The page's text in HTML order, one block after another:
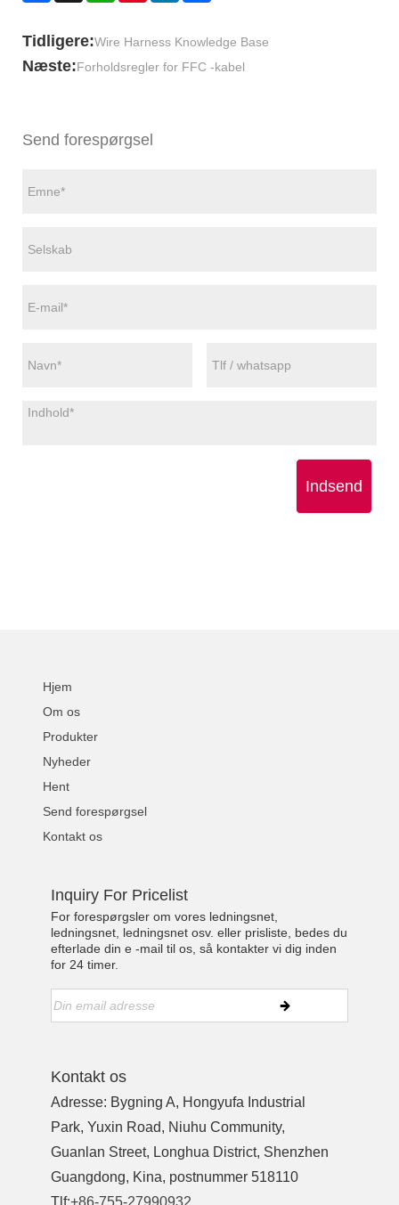
Tidligere:Wire Harness Knowledge Base
Næste:Forholdsregler for FFC -kabel
Send forespørgsel
Indsend
Hjem
Om os
Produkter
Nyheder
Hent
Send forespørgsel
Kontakt os
Inquiry For Pricelist
For forespørgsler om vores ledningsnet,
ledningsnet, ledningsnet osv. eller prisliste, bedes du
efterlade din e -mail til os, så kontakter vi dig inden
for 24 timer.
Kontakt os
Adresse: Bygning A, Hongyufa Industrial
Park, Yuxin Road, Niuhu Community,
Guanlan Street, Longhua District, Shenzhen
Guangdong, Kina, postnummer 518110
Tlf:+86-755-27990932